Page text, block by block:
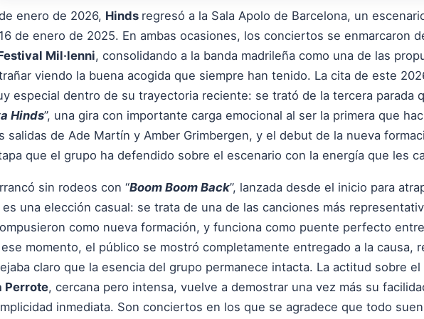
enero de 2026, Hinds regresó a la Sala Apolo de Barcelona, un
de enero de 2025. En ambas ocasiones, los conciertos se enmarcaron
Mil·lenni, consolidando a la banda madrileña como una de las
viendo la buena acogida que siempre han tenido. La cita de este
especial dentro de su trayectoria reciente: se trató de la tercera parada
Hinds”, una gira con importante carga emocional al ser la primera que
salidas de Ade Martín y Amber Grimbergen, y el debut de la nueva
que el grupo ha defendido sobre el escenario con la energía que les
sin rodeos con “Boom Boom Back”, lanzada desde el inicio para
una elección casual: se trata de una de las canciones más
como nueva formación, y funciona como puente perfecto
momento, el público se mostró completamente entregado a la causa,
claro que la esencia del grupo permanece intacta. La actitud sobre
Perrote, cercana pero intensa, vuelve a demostrar una vez más su
inmediata. Son conciertos en los que se agradece que todo